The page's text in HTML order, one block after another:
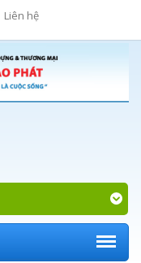
Liên hệ